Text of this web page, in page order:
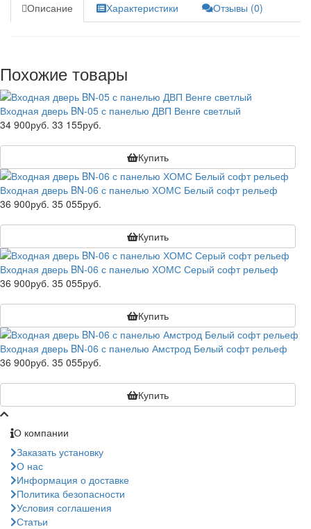
Описание Характеристики Отзывы (0)
Похожие товары
Входная дверь BN-05 с панелью ДВП Венге светлый
34 900руб. 33 155руб.
Купить
Входная дверь BN-06 с панелью ХОМС Белый софт рельеф
36 900руб. 35 055руб.
Купить
Входная дверь BN-06 с панелью ХОМС Серый софт рельеф
36 900руб. 35 055руб.
Купить
Входная дверь BN-06 с панелью Амстрод Белый софт рельеф
36 900руб. 35 055руб.
Купить
О компании
Заказать установку
О нас
Информация о доставке
Политика безопасности
Условия соглашения
Статьи